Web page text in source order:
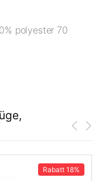
polyester 70
Rabatt 18%